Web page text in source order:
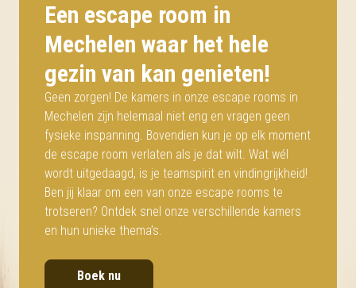
Een escape room in
Mechelen waar het hele
gezin van kan genieten!
Geen zorgen! De kamers in onze escape rooms in
Mechelen zijn helemaal niet eng en vragen geen
fysieke inspanning. Bovendien kun je op elk moment
de escape room verlaten als je dat wilt. Wat wél
wordt uitgedaagd, is je teamspirit en vindingrijkheid!
Ben jij klaar om een van onze escape rooms te
trotseren? Ontdek snel onze verschillende kamers
en hun unieke thema’s.
Boek nu